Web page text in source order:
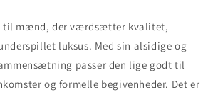
til mænd, der værdsætter kvalitet,
luksus. Med sin alsidige og
passer den lige godt til
og formelle begivenheder. Det er